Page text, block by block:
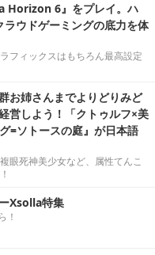
Horizon 6』をプレイ。ハ
ウドゲーミングの底力を体
フィックスはもちろん最高設定
お姉さんまでよりどりみど
営しよう！「クトゥルフ×美
=ソトースの庭』が日本語
眼死神美少女など、属性てんこ
Xsolla特集
！